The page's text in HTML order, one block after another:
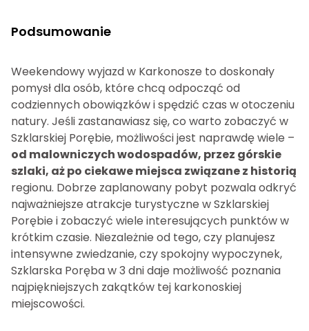
Podsumowanie
Weekendowy wyjazd w Karkonosze to doskonały
pomysł dla osób, które chcą odpocząć od
codziennych obowiązków i spędzić czas w otoczeniu
natury. Jeśli zastanawiasz się, co warto zobaczyć w
Szklarskiej Porębie, możliwości jest naprawdę wiele –
od malowniczych wodospadów, przez górskie
szlaki, aż po ciekawe miejsca związane z historią
regionu. Dobrze zaplanowany pobyt pozwala odkryć
najważniejsze atrakcje turystyczne w Szklarskiej
Porębie i zobaczyć wiele interesujących punktów w
krótkim czasie. Niezależnie od tego, czy planujesz
intensywne zwiedzanie, czy spokojny wypoczynek,
Szklarska Poręba w 3 dni daje możliwość poznania
najpiękniejszych zakątków tej karkonoskiej
miejscowości.